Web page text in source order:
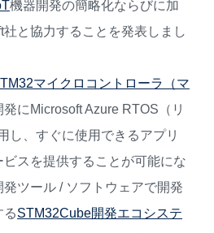
機器開発の簡略化ならびに加
と協力することを発表しまし
マイクロコントローラ（マ
にMicrosoft Azure RTOS（リ
し、すぐに使用できるアプリ
スを提供することが可能にな
ツール / ソフトウェアで開発
るSTM32Cube開発エコシステ